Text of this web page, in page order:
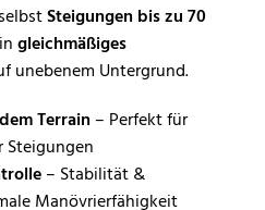
Steigungen bis zu 70
gleichmäßiges
unebenem Untergrund.
Terrain – Perfekt für
Steigungen
– Stabilität &
Manövrierfähigkeit